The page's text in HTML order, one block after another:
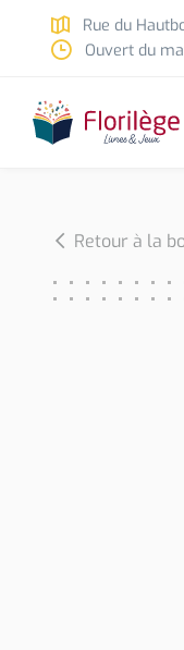
Skip to main content
Rue du
Ouvert du
Retour à la